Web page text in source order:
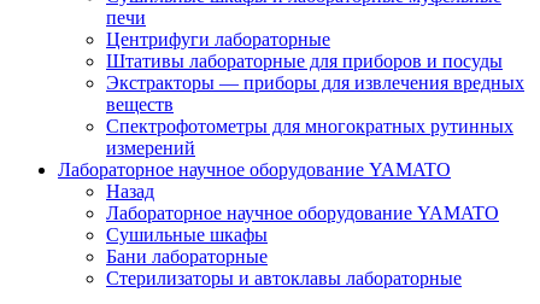
печи
Центрифуги лабораторные
Штативы лабораторные для приборов и посуды
Экстракторы — приборы для извлечения вредных
веществ
Спектрофотометры для многократных рутинных
измерений
Лабораторное научное оборудование YAMATO
Назад
Лабораторное научное оборудование YAMATO
Сушильные шкафы
Бани лабораторные
Стерилизаторы и автоклавы лабораторные